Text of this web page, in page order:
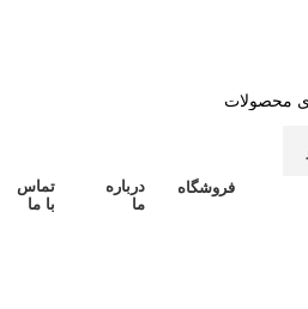
فروشگاه
درباره
ما
تماس
با ما